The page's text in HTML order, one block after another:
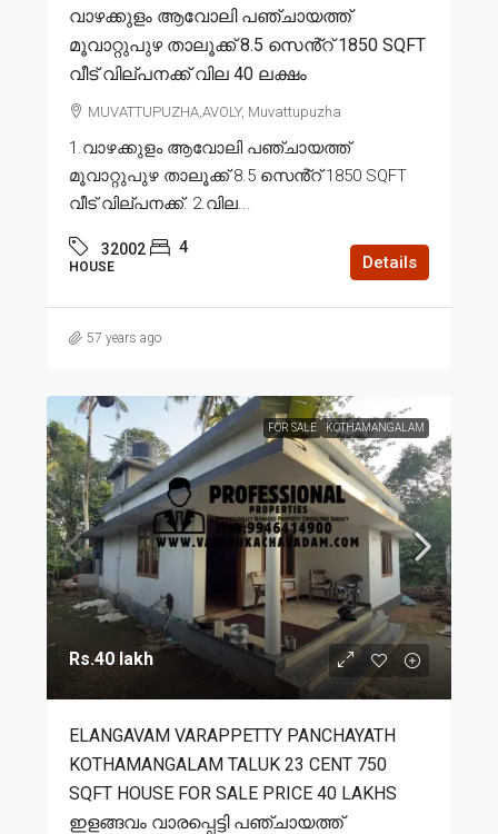
വാഴക്കുളം ആവോലി പഞ്ചായത്ത്
മൂവാറ്റുപുഴ താലൂക്ക് 8.5 സെൻ്റ് 1850 SQFT
വീട് വില്പനക്ക് വില 40 ലക്ഷം
MUVATTUPUZHA,AVOLY, Muvattupuzha
1.വാഴക്കുളം ആവോലി പഞ്ചായത്ത്
മൂവാറ്റുപുഴ താലൂക്ക് 8.5 സെൻ്റ് 1850 SQFT
വീട് വില്പനക്ക്. 2.വില...
32002 4
HOUSE Details
57 years ago
FOR SALE KOTHAMANGALAM
Rs.40 lakh
ELANGAVAM VARAPPETTY PANCHAYATH
KOTHAMANGALAM TALUK 23 CENT 750
SQFT HOUSE FOR SALE PRICE 40 LAKHS
ഇളങ്ങവം വാരപ്പെട്ടി പഞ്ചായത്ത്